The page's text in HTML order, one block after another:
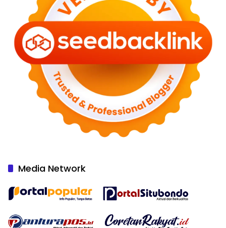
Media Network